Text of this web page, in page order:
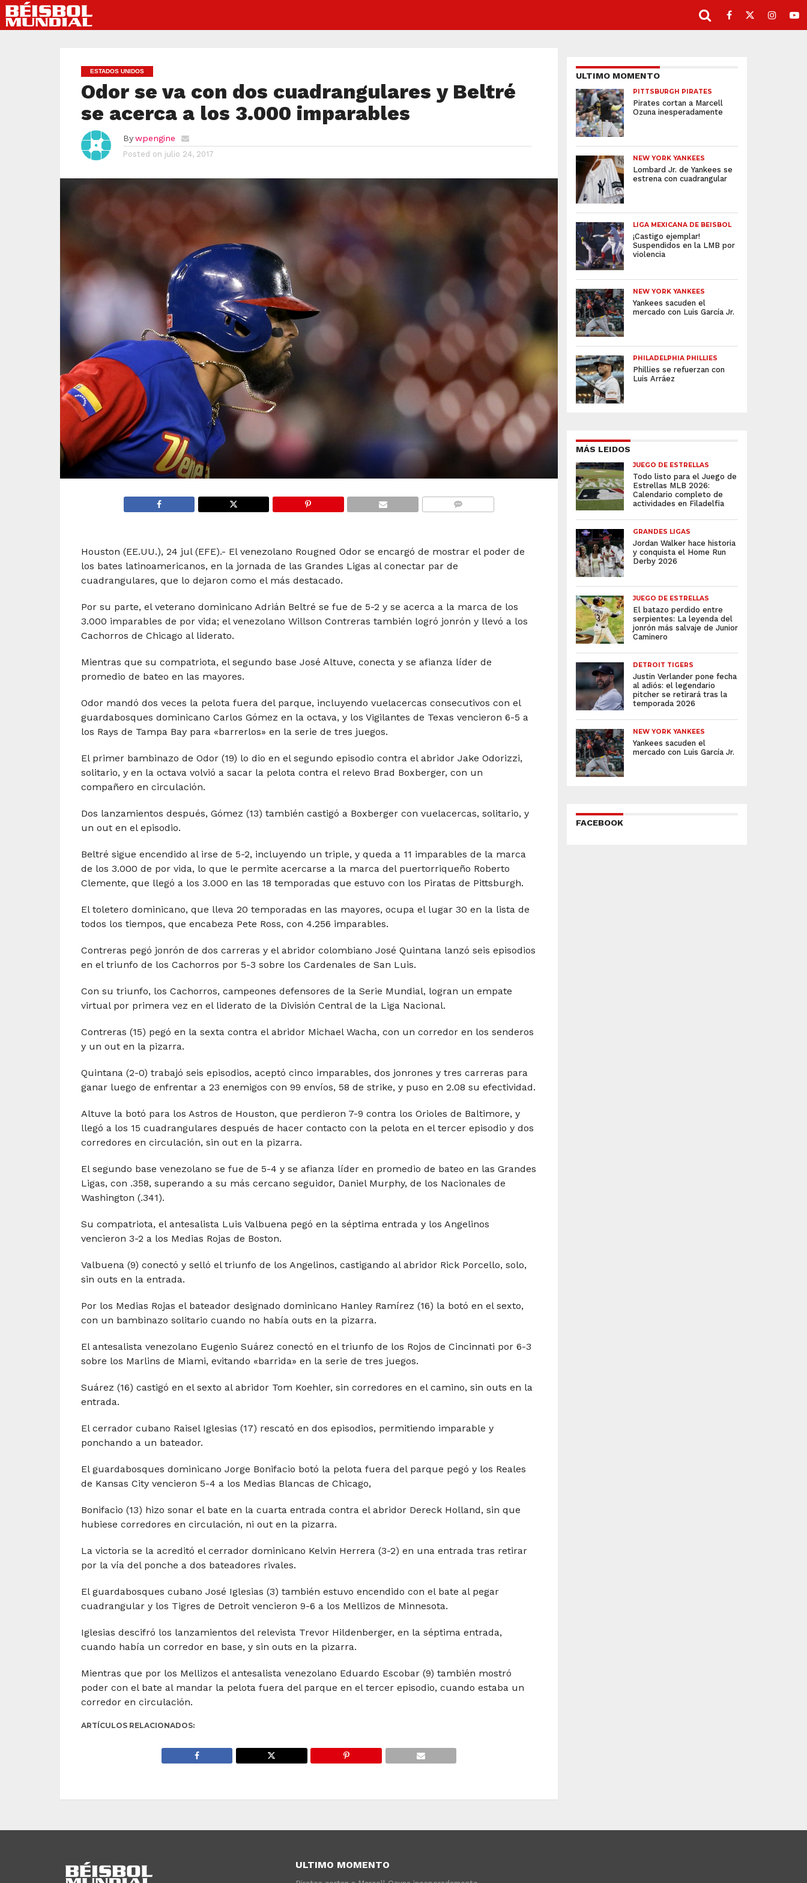
ESTADOS UNIDOS
Odor se va con dos cuadrangulares y Beltré
se acerca a los 3.000 imparables
By wpengine
Posted on julio 24, 2017
Houston (EE.UU.), 24 jul (EFE).- El venezolano Rougned Odor se encargó de mostrar el poder de
los bates latinoamericanos, en la jornada de las Grandes Ligas al conectar par de
cuadrangulares, que lo dejaron como el más destacado.
Por su parte, el veterano dominicano Adrián Beltré se fue de 5-2 y se acerca a la marca de los
3.000 imparables de por vida; el venezolano Willson Contreras también logró jonrón y llevó a los
Cachorros de Chicago al liderato.
Mientras que su compatriota, el segundo base José Altuve, conecta y se afianza líder de
promedio de bateo en las mayores.
Odor mandó dos veces la pelota fuera del parque, incluyendo vuelacercas consecutivos con el
guardabosques dominicano Carlos Gómez en la octava, y los Vigilantes de Texas vencieron 6-5 a
los Rays de Tampa Bay para «barrerlos» en la serie de tres juegos.
El primer bambinazo de Odor (19) lo dio en el segundo episodio contra el abridor Jake Odorizzi,
solitario, y en la octava volvió a sacar la pelota contra el relevo Brad Boxberger, con un
compañero en circulación.
Dos lanzamientos después, Gómez (13) también castigó a Boxberger con vuelacercas, solitario, y
un out en el episodio.
Beltré sigue encendido al irse de 5-2, incluyendo un triple, y queda a 11 imparables de la marca
de los 3.000 de por vida, lo que le permite acercarse a la marca del puertorriqueño Roberto
Clemente, que llegó a los 3.000 en las 18 temporadas que estuvo con los Piratas de Pittsburgh.
El toletero dominicano, que lleva 20 temporadas en las mayores, ocupa el lugar 30 en la lista de
todos los tiempos, que encabeza Pete Ross, con 4.256 imparables.
Contreras pegó jonrón de dos carreras y el abridor colombiano José Quintana lanzó seis episodios
en el triunfo de los Cachorros por 5-3 sobre los Cardenales de San Luis.
Con su triunfo, los Cachorros, campeones defensores de la Serie Mundial, logran un empate
virtual por primera vez en el liderato de la División Central de la Liga Nacional.
Contreras (15) pegó en la sexta contra el abridor Michael Wacha, con un corredor en los senderos
y un out en la pizarra.
Quintana (2-0) trabajó seis episodios, aceptó cinco imparables, dos jonrones y tres carreras para
ganar luego de enfrentar a 23 enemigos con 99 envíos, 58 de strike, y puso en 2.08 su efectividad.
Altuve la botó para los Astros de Houston, que perdieron 7-9 contra los Orioles de Baltimore, y
llegó a los 15 cuadrangulares después de hacer contacto con la pelota en el tercer episodio y dos
corredores en circulación, sin out en la pizarra.
El segundo base venezolano se fue de 5-4 y se afianza líder en promedio de bateo en las Grandes
Ligas, con .358, superando a su más cercano seguidor, Daniel Murphy, de los Nacionales de
Washington (.341).
Su compatriota, el antesalista Luis Valbuena pegó en la séptima entrada y los Angelinos
vencieron 3-2 a los Medias Rojas de Boston.
Valbuena (9) conectó y selló el triunfo de los Angelinos, castigando al abridor Rick Porcello, solo,
sin outs en la entrada.
Por los Medias Rojas el bateador designado dominicano Hanley Ramírez (16) la botó en el sexto,
con un bambinazo solitario cuando no había outs en la pizarra.
El antesalista venezolano Eugenio Suárez conectó en el triunfo de los Rojos de Cincinnati por 6-3
sobre los Marlins de Miami, evitando «barrida» en la serie de tres juegos.
Suárez (16) castigó en el sexto al abridor Tom Koehler, sin corredores en el camino, sin outs en la
entrada.
El cerrador cubano Raisel Iglesias (17) rescató en dos episodios, permitiendo imparable y
ponchando a un bateador.
El guardabosques dominicano Jorge Bonifacio botó la pelota fuera del parque pegó y los Reales
de Kansas City vencieron 5-4 a los Medias Blancas de Chicago,
Bonifacio (13) hizo sonar el bate en la cuarta entrada contra el abridor Dereck Holland, sin que
hubiese corredores en circulación, ni out en la pizarra.
La victoria se la acreditó el cerrador dominicano Kelvin Herrera (3-2) en una entrada tras retirar
por la vía del ponche a dos bateadores rivales.
El guardabosques cubano José Iglesias (3) también estuvo encendido con el bate al pegar
cuadrangular y los Tigres de Detroit vencieron 9-6 a los Mellizos de Minnesota.
Iglesias descifró los lanzamientos del relevista Trevor Hildenberger, en la séptima entrada,
cuando había un corredor en base, y sin outs en la pizarra.
Mientras que por los Mellizos el antesalista venezolano Eduardo Escobar (9) también mostró
poder con el bate al mandar la pelota fuera del parque en el tercer episodio, cuando estaba un
corredor en circulación.
ARTÍCULOS RELACIONADOS:
ULTIMO MOMENTO
PITTSBURGH PIRATES
Pirates cortan a Marcell
Ozuna inesperadamente
NEW YORK YANKEES
Lombard Jr. de Yankees se
estrena con cuadrangular
LIGA MEXICANA DE BEISBOL
¡Castigo ejemplar!
Suspendidos en la LMB por
violencia
NEW YORK YANKEES
Yankees sacuden el
mercado con Luis García Jr.
PHILADELPHIA PHILLIES
Phillies se refuerzan con
Luis Arráez
MÁS LEIDOS
JUEGO DE ESTRELLAS
Todo listo para el Juego de
Estrellas MLB 2026:
Calendario completo de
actividades en Filadelfia
GRANDES LIGAS
Jordan Walker hace historia
y conquista el Home Run
Derby 2026
JUEGO DE ESTRELLAS
El batazo perdido entre
serpientes: La leyenda del
jonrón más salvaje de Junior
Caminero
DETROIT TIGERS
Justin Verlander pone fecha
al adiós: el legendario
pitcher se retirará tras la
temporada 2026
NEW YORK YANKEES
Yankees sacuden el
mercado con Luis García Jr.
FACEBOOK
ULTIMO MOMENTO